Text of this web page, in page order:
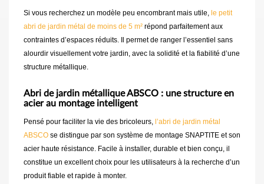
Si vous recherchez un modèle peu encombrant mais utile, le petit
abri de jardin métal de moins de 5 m² répond parfaitement aux
contraintes d’espaces réduits. Il permet de ranger l’essentiel sans
alourdir visuellement votre jardin, avec la solidité et la fiabilité d’une
structure métallique.
Abri de jardin métallique ABSCO : une structure en
acier au montage intelligent
Pensé pour faciliter la vie des bricoleurs, l’abri de jardin métal
ABSCO se distingue par son système de montage SNAPTITE et son
acier haute résistance. Facile à installer, durable et bien conçu, il
constitue un excellent choix pour les utilisateurs à la recherche d’un
produit fiable et rapide à monter.